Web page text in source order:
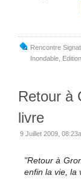
Rencontre
Inondable
Retour à
livre
9 Juillet 2009,
"Retour à
enfin la vie, la